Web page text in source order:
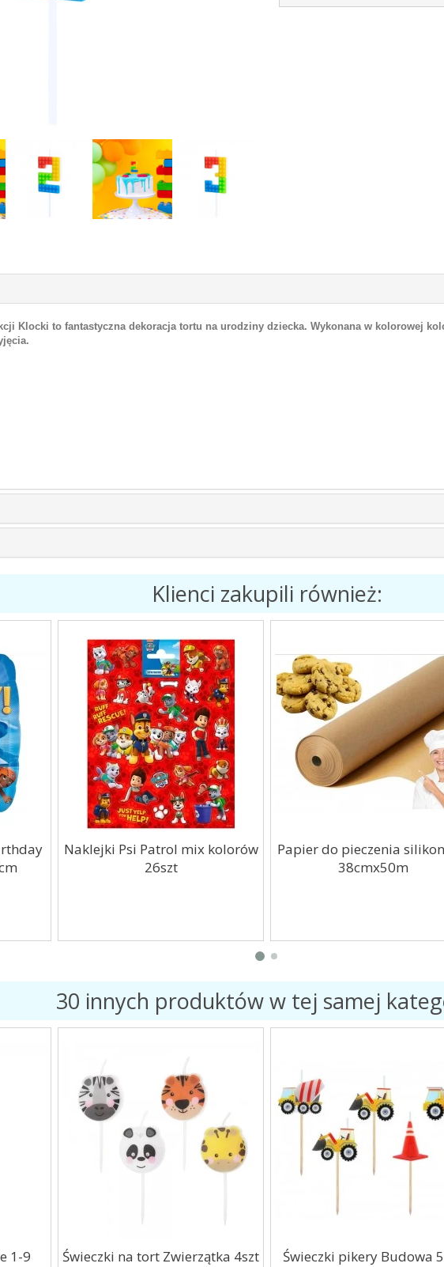
Klocki to fantastyczna dekoracja tortu na urodziny dziecka. Wykonana w kolorowej
Klienci zakupili również:
Naklejki Psi Patrol mix kolorów
26szt
Papier do pieczenia
38cmx50m
30 innych produktów w tej samej
1-9 Świeczki na tort Zwierzątka 4szt Świeczki pikery Budowa